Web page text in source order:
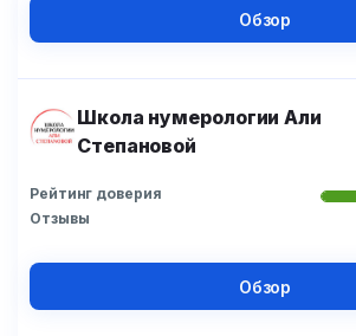
Обзор
Школа нумерологии Али
Степановой
Рейтинг доверия
Отзывы
Обзор